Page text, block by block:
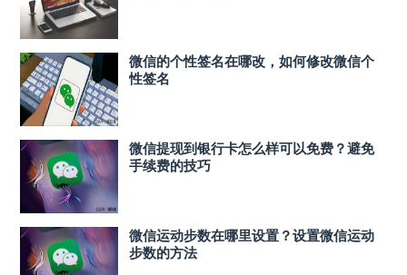
微信的个性签名在哪改，如何修改微信个
性签名
微信提现到银行卡怎么样可以免费？避免
手续费的技巧
微信运动步数在哪里设置？设置微信运动
步数的方法